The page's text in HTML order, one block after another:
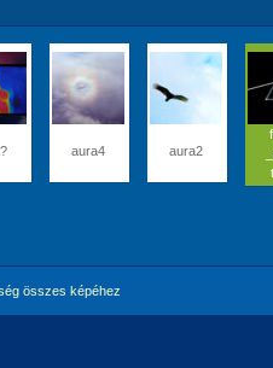
aura4 aura2
összes képéhez